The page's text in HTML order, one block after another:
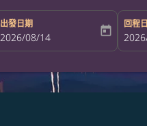
出發日期
fc-booking-departure-date-aria-
2026/08/14 today
回程
fc-